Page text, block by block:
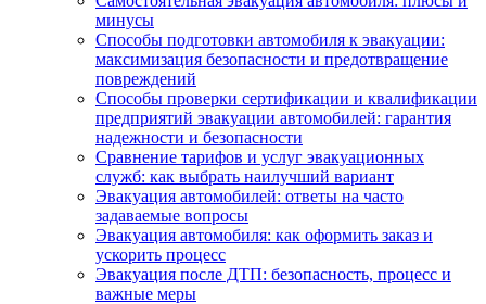
минусы
Способы подготовки автомобиля к эвакуации:
максимизация безопасности и предотвращение
повреждений
Способы проверки сертификации и квалификации
предприятий эвакуации автомобилей: гарантия
надежности и безопасности
Сравнение тарифов и услуг эвакуационных
служб: как выбрать наилучший вариант
Эвакуация автомобилей: ответы на часто
задаваемые вопросы
Эвакуация автомобиля: как оформить заказ и
ускорить процесс
Эвакуация после ДТП: безопасность, процесс и
важные меры